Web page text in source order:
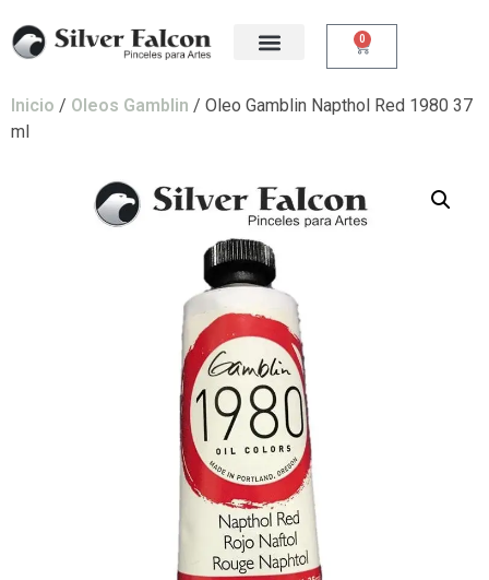
0
Inicio / Oleos Gamblin / Oleo Gamblin Napthol Red 1980 37
ml